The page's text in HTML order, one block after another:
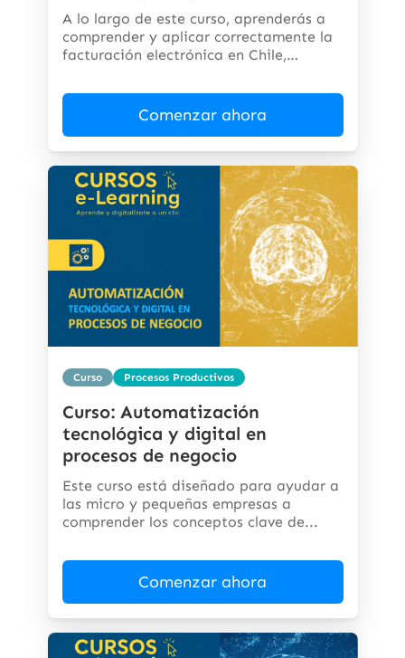
A lo largo de este curso, aprenderás a
comprender y aplicar correctamente la
facturación electrónica en Chile,
Comenzar ahora
Curso Procesos Productivos
Curso: Automatización
tecnológica y digital en
procesos de negocio
Este curso está diseñado para ayudar a
las micro y pequeñas empresas a
comprender los conceptos clave de...
Comenzar ahora